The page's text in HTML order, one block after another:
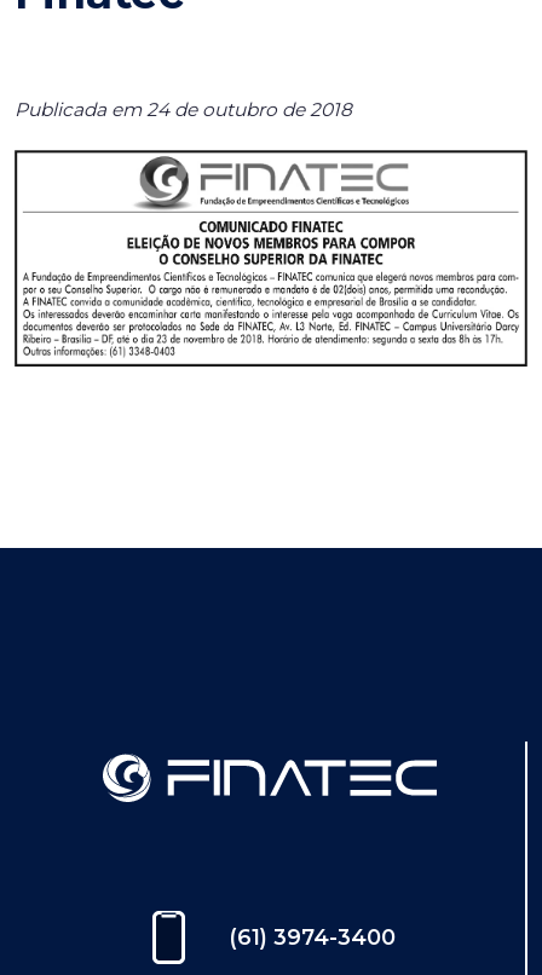
Publicada em 24 de outubro de 2018
(61) 3974-3400